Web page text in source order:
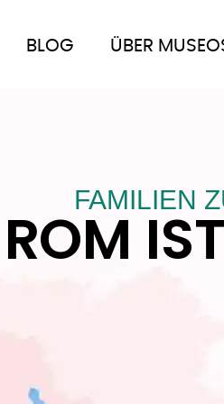
BLOG ÜBER
FAMILIEN
ROM